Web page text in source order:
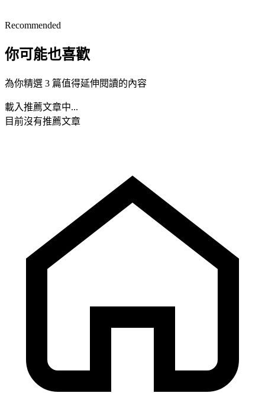
Recommended
你可能也喜歡
為你精選 3 篇值得延伸閱讀的內容
載入推薦文章中...
目前沒有推薦文章